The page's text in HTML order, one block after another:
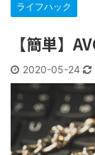
ライフハック
【簡単】
2020-05-24